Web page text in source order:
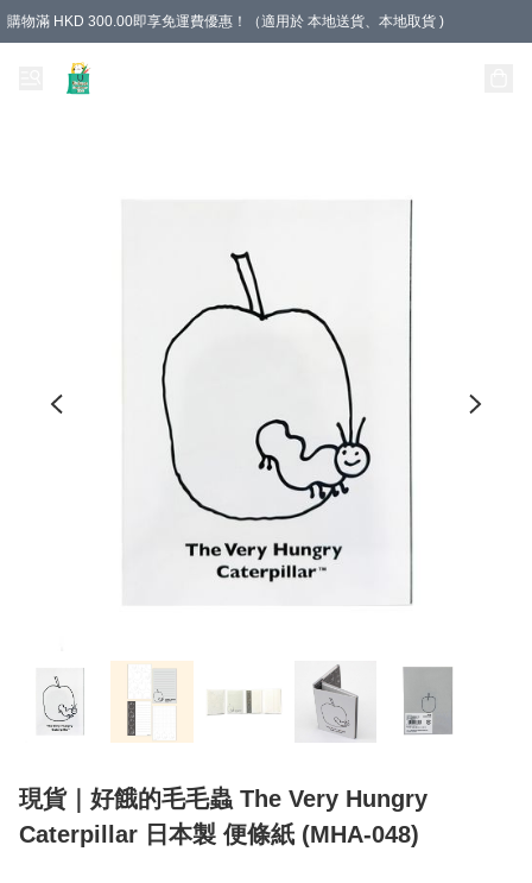
購物滿 HKD 300.00即享免運費優惠！（適用於 本地送貨、本地取貨 )
現貨｜好餓的毛毛蟲 The Very Hungry
Caterpillar 日本製 便條紙 (MHA-048)